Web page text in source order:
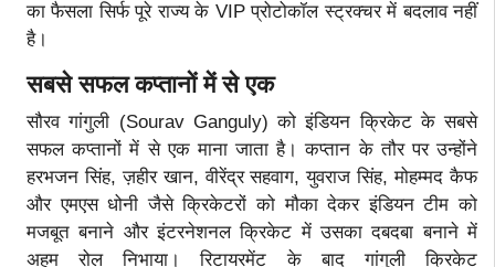
का फैसला सिर्फ पूरे राज्य के VIP प्रोटोकॉल स्ट्रक्चर में बदलाव नहीं
है।
सबसे सफल कप्तानों में से एक
सौरव गांगुली (Sourav Ganguly) को इंडियन क्रिकेट के सबसे
सफल कप्तानों में से एक माना जाता है। कप्तान के तौर पर उन्होंने
हरभजन सिंह, ज़हीर खान, वीरेंद्र सहवाग, युवराज सिंह, मोहम्मद कैफ
और एमएस धोनी जैसे क्रिकेटरों को मौका देकर इंडियन टीम को
मजबूत बनाने और इंटरनेशनल क्रिकेट में उसका दबदबा बनाने में
अहम रोल निभाया। रिटायरमेंट के बाद गांगुली क्रिकेट